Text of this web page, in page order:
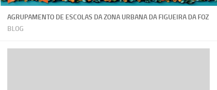
AGRUPAMENTO DE ESCOLAS DA ZONA URBANA DA FIGUEIRA DA FOZ
BLOG